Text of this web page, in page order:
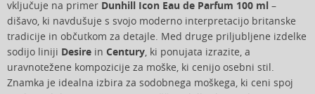
vključuje na primer Dunhill Icon Eau de Parfum 100 ml –
dišavo, ki navdušuje s svojo moderno interpretacijo britanske
tradicije in občutkom za detajle. Med druge priljubljene izdelke
sodijo liniji Desire in Century, ki ponujata izrazite, a
uravnotežene kompozicije za moške, ki cenijo osebni stil.
Znamka je idealna izbira za sodobnega moškega, ki ceni spoj